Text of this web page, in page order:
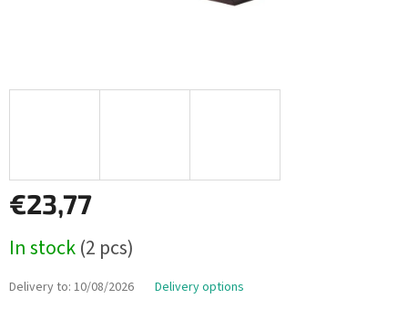
€23,77
price:
In stock(2 pcs)
Delivery to: 10/08/2026 Delivery options